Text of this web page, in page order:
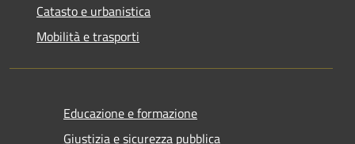
Catasto e urbanistica
Mobilità e trasporti
Educazione e formazione
Giustizia e sicurezza pubblica